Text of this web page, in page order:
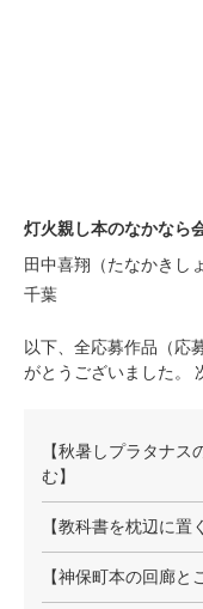
灯火親し本のなかなら
田中喜翔（たなかきし
千葉
以下、全応募作品（応
がとうございました。
【秋暑しプラタナス
む】
【教科書を枕辺に置
【神保町本の回廊と